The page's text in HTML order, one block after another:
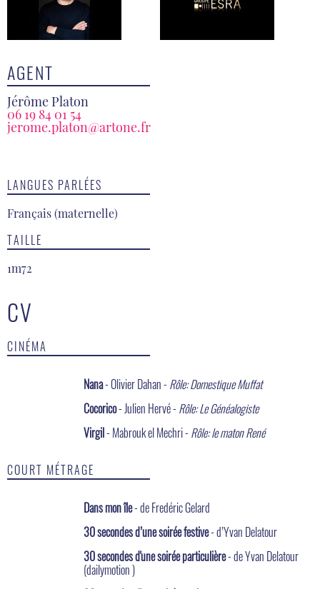
AGENT
Jérôme Platon
06 19 84 01 54
jerome.platon@artone.fr
LANGUES PARLÉES
Français (maternelle)
TAILLE
1m72
CV
CINÉMA
Nana- Olivier Dahan - Rôle: Domestique Muffat
Cocorico- Julien Hervé - Rôle: Le Généalogiste
Virgil- Mabrouk el Mechri - Rôle: le maton René
COURT MÉTRAGE
Dans mon île- de Fredéric Gelard
30 secondes d’une soirée festive- d’Yvan Delatour
30 secondes d'une soirée particulière- de Yvan Delatour
(dailymotion )